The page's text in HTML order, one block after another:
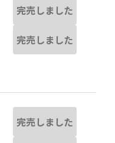
完売しました
完売しました
完売しました